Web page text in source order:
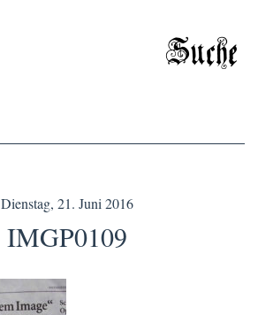
Suche
Dienstag, 21. Juni 2016
IMGP0109